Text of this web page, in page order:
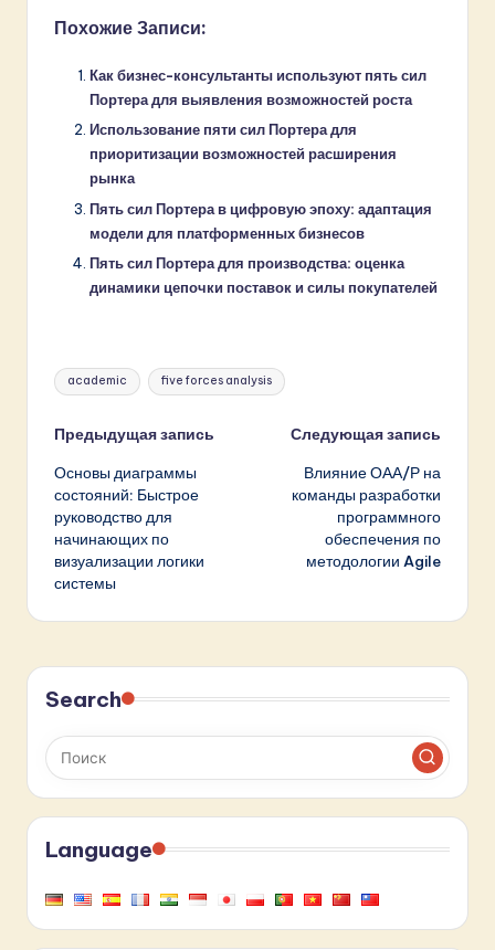
Похожие Записи:
Как бизнес-консультанты используют пять сил
Портера для выявления возможностей роста
Использование пяти сил Портера для
приоритизации возможностей расширения
рынка
Пять сил Портера в цифровую эпоху: адаптация
модели для платформенных бизнесов
Пять сил Портера для производства: оценка
динамики цепочки поставок и силы покупателей
Метки:
academic five forces analysis
Навигация
записи
Предыдущая запись
Основы диаграммы
состояний: Быстрое
руководство для
начинающих по
визуализации логики
системы
Следующая запись
Влияние ОАА/Р на
команды разработки
программного
обеспечения по
методологии Agile
Search
Language